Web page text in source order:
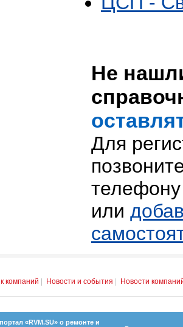
Не
Для
или
компаний Новости и события Новости
«RVM.SU» о ремонте и